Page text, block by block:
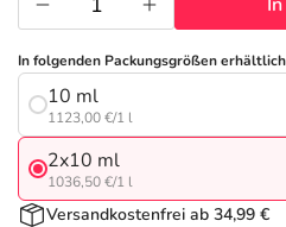
Tierapotheke
Vitamine & Mineralstoffe
Marken
Salus Deals
In folgenden Packungsgrößen
10 ml
1123,00 €/1 l
2x10 ml
1036,50 €/1 l
Versandkostenfrei ab 34,99 €